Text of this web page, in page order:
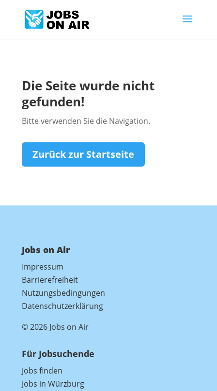
Die Seite wurde nicht
gefunden!
Bitte verwenden Sie die Navigation.
Zurück zur Startseite
Jobs on Air
Impressum
Barrierefreiheit
Nutzungsbedingungen
Datenschutzerklärung
© 2026 Jobs on Air
Für Jobsuchende
Jobs finden
Jobs in Würzburg